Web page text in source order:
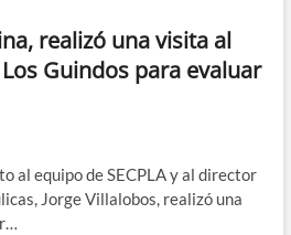
realizó una visita al
Guindos para evaluar
al equipo de SECPLA y al director
Jorge Villalobos, realizó una